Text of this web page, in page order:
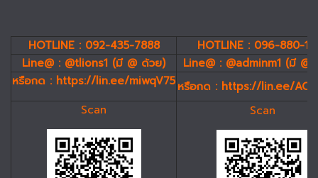
HOTLINE : 092-435-7888
HOTLINE : 096-880-
Line@ : @tlions1 (มี @ ด้วย)
Line@ : @adminm1 (มี
หรือกด : https://lin.ee/miwqV75หรือกด : https://lin.ee/
Scan
Scan